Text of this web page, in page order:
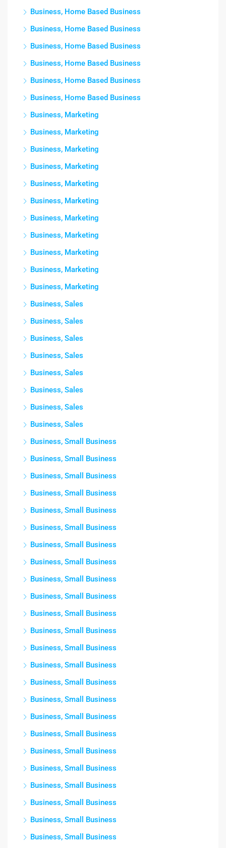
Business, Home Based Business
Business, Home Based Business
Business, Home Based Business
Business, Home Based Business
Business, Home Based Business
Business, Home Based Business
Business, Marketing
Business, Marketing
Business, Marketing
Business, Marketing
Business, Marketing
Business, Marketing
Business, Marketing
Business, Marketing
Business, Marketing
Business, Marketing
Business, Marketing
Business, Sales
Business, Sales
Business, Sales
Business, Sales
Business, Sales
Business, Sales
Business, Sales
Business, Sales
Business, Small Business
Business, Small Business
Business, Small Business
Business, Small Business
Business, Small Business
Business, Small Business
Business, Small Business
Business, Small Business
Business, Small Business
Business, Small Business
Business, Small Business
Business, Small Business
Business, Small Business
Business, Small Business
Business, Small Business
Business, Small Business
Business, Small Business
Business, Small Business
Business, Small Business
Business, Small Business
Business, Small Business
Business, Small Business
Business, Small Business
Business, Small Business